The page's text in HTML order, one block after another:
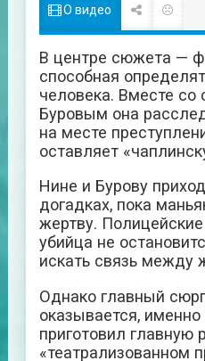
О видео
В центре сюжета —
способная
человека. Вместе со
Буровым она
на месте
оставляет
Нине и Бурову
догадках, пока
жертву.
убийца не
искать связь между
Однако главный
оказывается,
приготовил главную
«театрализованном